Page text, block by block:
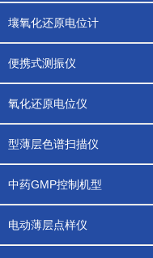
壤氧化还原电位计
便携式测振仪
氧化还原电位仪
型薄层色谱扫描仪
中药GMP控制机型
电动薄层点样仪